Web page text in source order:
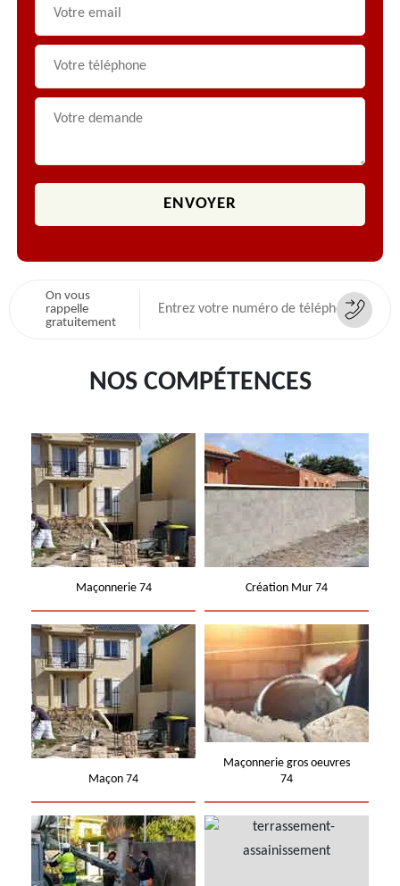
On vous
rappelle
gratuitement
NOS COMPÉTENCES
Maçonnerie 74 Création Mur 74
Maçon 74
Maçonnerie gros oeuvres
74